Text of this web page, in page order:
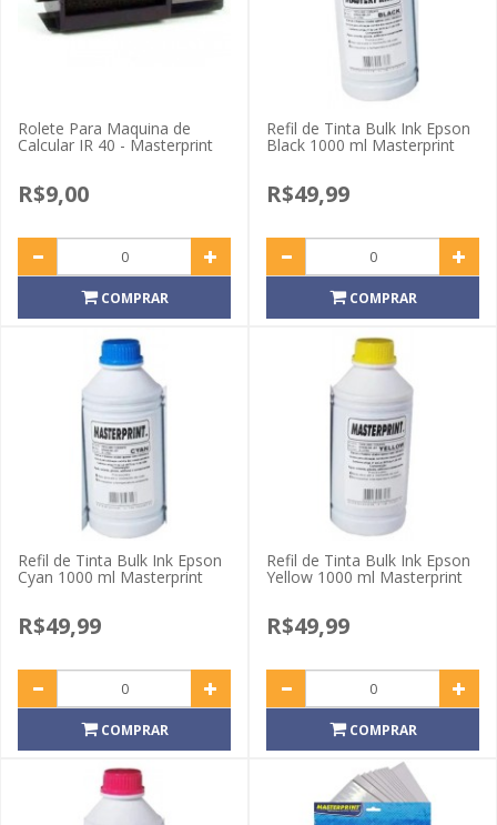
Rolete Para Maquina de
Calcular IR 40 - Masterprint
R$9,00
COMPRAR
Refil de Tinta Bulk Ink Epson
Black 1000 ml Masterprint
R$49,99
COMPRAR
Refil de Tinta Bulk Ink Epson
Cyan 1000 ml Masterprint
R$49,99
COMPRAR
Refil de Tinta Bulk Ink Epson
Yellow 1000 ml Masterprint
R$49,99
COMPRAR